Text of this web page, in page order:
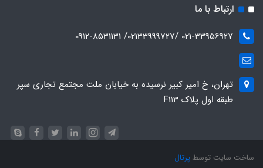
ارتباط با ما
021-33956927 /02133999727/ 0912-8531131
تهران، خ امیر کبیر نرسیده به خیابان ملت مجتمع تجاری سپر
طبقه اول پلاک F113
ساخت سایت توسطپرتال